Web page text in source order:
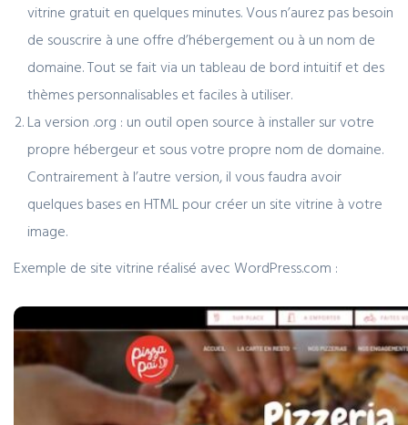
vitrine gratuit en quelques minutes. Vous n’aurez pas besoin
de souscrire à une offre d’hébergement ou à un nom de
domaine. Tout se fait via un tableau de bord intuitif et des
thèmes personnalisables et faciles à utiliser.
La version .org : un outil open source à installer sur votre
propre hébergeur et sous votre propre nom de domaine.
Contrairement à l’autre version, il vous faudra avoir
quelques bases en HTML pour créer un site vitrine à votre
image.
Exemple de site vitrine réalisé avec WordPress.com :